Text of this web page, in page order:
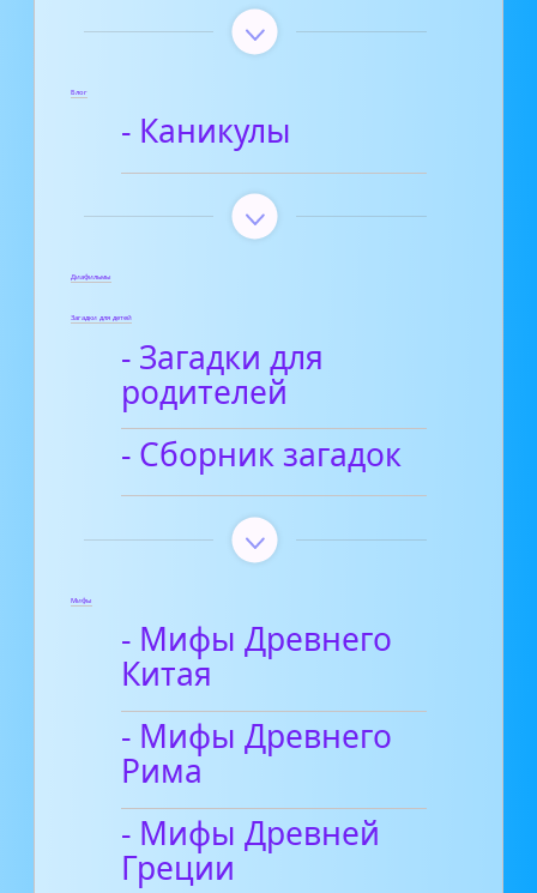
Блог
- Каникулы
Диафильмы
Загадки для детей
- Загадки для
родителей
- Сборник загадок
Мифы
- Мифы Древнего
Китая
- Мифы Древнего
Рима
- Мифы Древней
Греции